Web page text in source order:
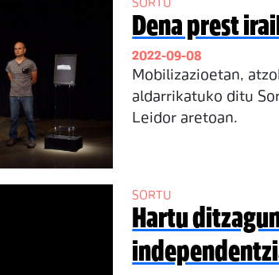
SORTU
Dena prest
2022-09-08
Mobilizazioetan,
aldarrikatuko ditu
Leidor aretoan.
SORTU
Hartu